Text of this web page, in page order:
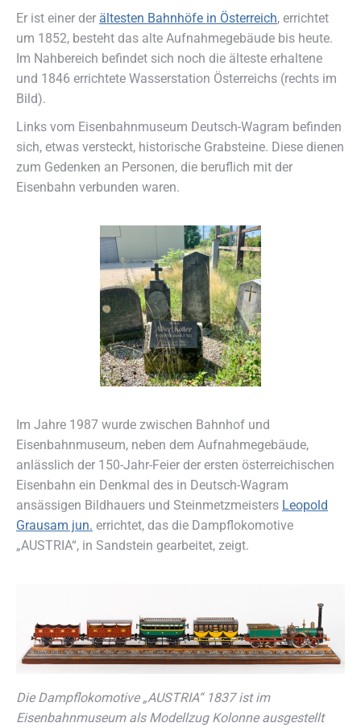
Er ist einer der ältesten Bahnhöfe in Österreich, errichtet
um 1852, besteht das alte Aufnahmegebäude bis heute.
Im Nahbereich befindet sich noch die älteste erhaltene
und 1846 errichtete Wasserstation Österreichs (rechts im
Bild).
Links vom Eisenbahnmuseum Deutsch-Wagram befinden
sich, etwas versteckt, historische Grabsteine. Diese dienen
zum Gedenken an Personen, die beruflich mit der
Eisenbahn verbunden waren.
Im Jahre 1987 wurde zwischen Bahnhof und
Eisenbahnmuseum, neben dem Aufnahmegebäude,
anlässlich der 150-Jahr-Feier der ersten österreichischen
Eisenbahn ein Denkmal des in Deutsch-Wagram
ansässigen Bildhauers und Steinmetzmeisters Leopold
Grausam jun. errichtet, das die Dampflokomotive
„AUSTRIA“, in Sandstein gearbeitet, zeigt.
Die Dampflokomotive „AUSTRIA“ 1837 ist im
Eisenbahnmuseum als Modellzug Kolonne ausgestellt